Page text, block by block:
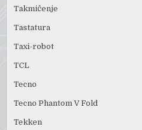
Takmičenje
Tastatura
Taxi-robot
TCL
Tecno
Tecno Phantom V Fold
Tekken